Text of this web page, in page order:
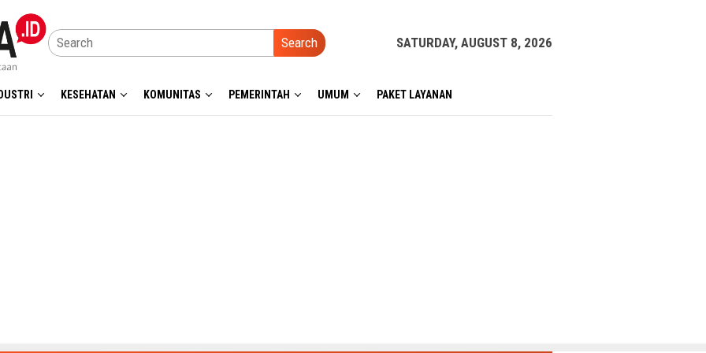
Search SATURDAY, AUGUST 8, 2026
KESEHATAN KOMUNITAS PEMERINTAH UMUM PAKET LAYANAN